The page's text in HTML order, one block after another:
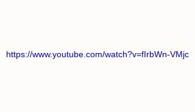
https://www.youtube.com/watch?v=fIrbWn-VMjc